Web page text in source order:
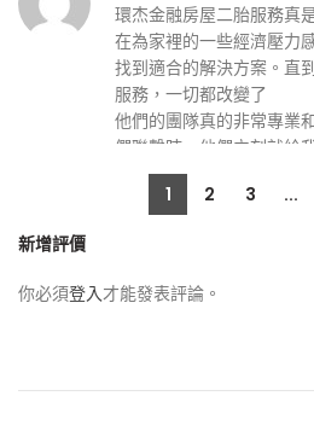
環杰金融房屋二胎服務真
在為家裡的一些經濟壓力
找到適合的解決方案。直
服務，一切都改變了
他們的團隊真的非常專業
們聯繫時，他們立刻就給
並且耐心地回答了我所有
解了二胎貸款的各種選項
供一些基本的文件和資訊
有的事情。整個申請過程
案。通過他們的幫助，我
1 2 3 ...
新增評價
你必須登入才能發表評論。